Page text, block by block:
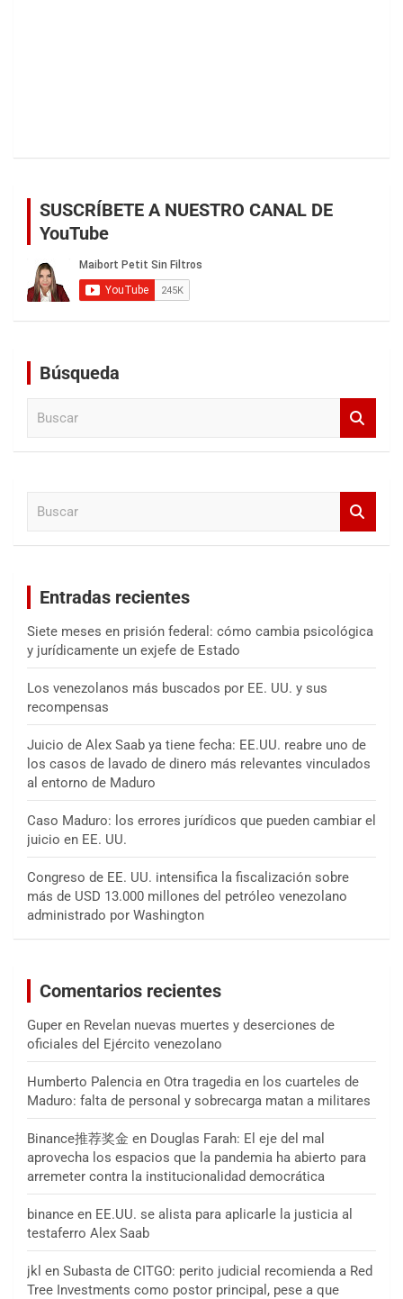
SUSCRÍBETE A NUESTRO CANAL DE
YouTube
Búsqueda
Entradas recientes
Siete meses en prisión federal: cómo cambia psicológica
y jurídicamente un exjefe de Estado
Los venezolanos más buscados por EE. UU. y sus
recompensas
Juicio de Alex Saab ya tiene fecha: EE.UU. reabre uno de
los casos de lavado de dinero más relevantes vinculados
al entorno de Maduro
Caso Maduro: los errores jurídicos que pueden cambiar el
juicio en EE. UU.
Congreso de EE. UU. intensifica la fiscalización sobre
más de USD 13.000 millones del petróleo venezolano
administrado por Washington
Comentarios recientes
Guper en Revelan nuevas muertes y deserciones de
oficiales del Ejército venezolano
Humberto Palencia en Otra tragedia en los cuarteles de
Maduro: falta de personal y sobrecarga matan a militares
Binance推荐奖金 en Douglas Farah: El eje del mal
aprovecha los espacios que la pandemia ha abierto para
arremeter contra la institucionalidad democrática
binance en EE.UU. se alista para aplicarle la justicia al
testaferro Alex Saab
jkl en Subasta de CITGO: perito judicial recomienda a Red
Tree Investments como postor principal, pese a que